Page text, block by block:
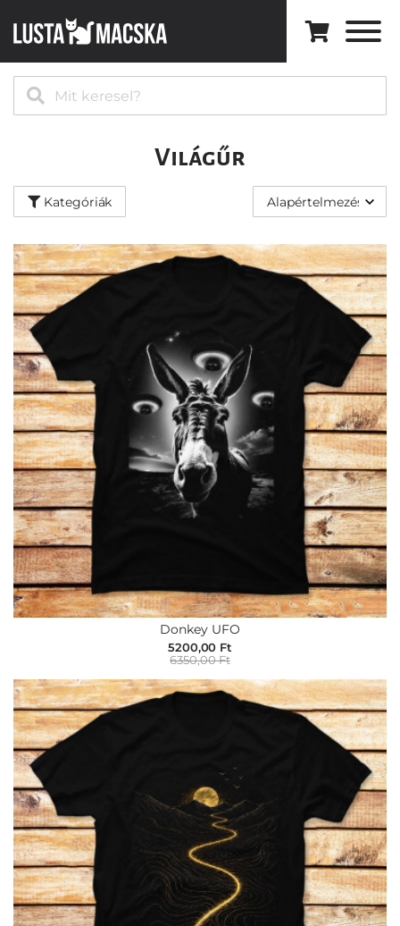
Világűr
Kategóriák
Kategóriák
Minden
modell
⚡️
Best
Sellers
Művészet
Macskák
Természet
Világűr
Black
&
White
Állatok
Retró
és
nosztalgia
Vicces
Popkultúra
Kutyák
Bagolyok
Yoga
Pulóver
Donkey UFO
5200,00 Ft
6350,00 Ft